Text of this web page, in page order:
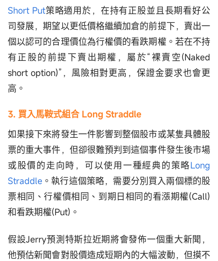
Short Put策略適用於，在持有正股並且長期看好公
司發展，期望以更低價格繼續加倉的前提下，賣出一
個以認可的合理價位為行權價的看跌期權。若在不持
有正股的前提下賣出期權，屬於“裸賣空(Naked
short option)”，風險相對更高，保證金要求也會更
高。
3. 買入馬鞍式組合 Long Straddle
如果接下來將發生一件影響到整個股市或某隻具體股
票的重大事件，但卻很難預判到這個事件發生後市場
或股價的走向時，可以使用一種經典的策略Long
Straddle 。執行這個策略，需要分別買入兩個標的股
票相同、行權價相同、到期日相同的看漲期權(Call)
和看跌期權(Put)。
假設Jerry預測特斯拉近期將會發佈一個重大新聞，
他預估新聞會對股價造成短期內的大幅波動，但摸不